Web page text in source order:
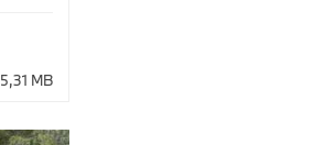
5,31 MB